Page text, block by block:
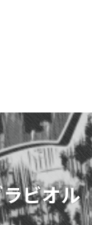
ビオル